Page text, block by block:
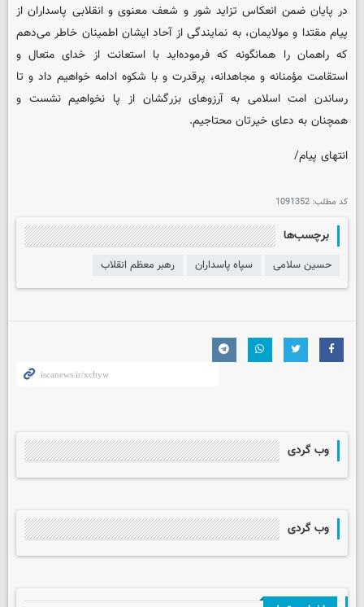
در پایان ضمن انعکاس تزاید شور و شعف معنوی و انقلابی پاسداران از
پیام مقتدا و مولایمان، به نمایندگی از آحاد ایشان اطمینان خاطر می‌دهم
که راهمان را همانگونه که فرموده‌اید با استعانت از خدای متعال و
استقامت مؤمنانه و مجاهدانه، پرقدرت و با شکوه ادامه خواهیم داد و تا
رساندن امت اسلامی به آرزوهای بزرگشان از پا نخواهیم نشست و
همچنان به دعای خیرتان محتاجیم.
انتهای پیام/
کد مطلب: 1091352
برچسب‌ها
حسین سلامی سپاه پاسداران رهبر معظم انقلاب
وب گردی
وب گردی